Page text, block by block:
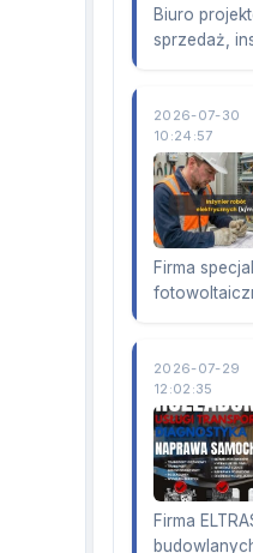
Biuro
sprzedaż,
2026-07-30
10:24:57
Firma
2026-07-29
12:02:35
Firma